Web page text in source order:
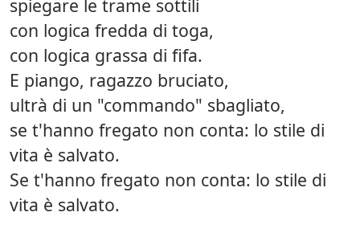
spiegare le trame sottili
con logica fredda di toga,
con logica grassa di fifa.
E piango, ragazzo bruciato,
ultrà di un "commando" sbagliato,
se t'hanno fregato non conta: lo stile di
vita è salvato.
Se t'hanno fregato non conta: lo stile di
vita è salvato.